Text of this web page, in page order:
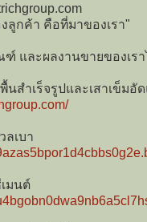
ลูกค้า คือที่มาของเรา"
และผลงานขายของเร
สำเร็จรูปและเสาเข็มอัด
เบา
มนต์